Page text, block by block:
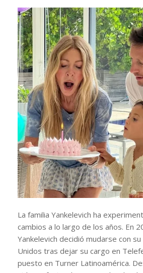
La familia Yankelevich ha
cambios a lo largo de los años. En
Yankelevich decidió mudarse con
Unidos tras dejar su cargo en
puesto en Turner Latinoamérica.